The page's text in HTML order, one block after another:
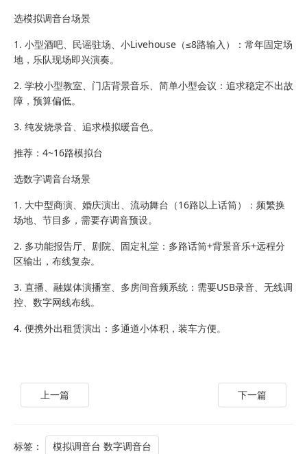
选模拟调音台场景
1. 小型酒吧、民谣驻场、小Livehouse（≤8路输入）：常年固定场
地，乐队现场即兴演奏。
2. 学校小型教室、门店背景音乐、简单小型会议：追求稳定不出故
障，预算偏低。
3. 纯发烧录音、追求模拟暖音色。
推荐：4~16路模拟台
选数字调音台场景
1. 大中型商演、婚庆演出、流动舞台（16路以上话筒）：频繁换
场地、节目多，需要存调音预设。
2. 多功能报告厅、剧院、固定礼堂：多路话筒+背景音乐+远程分
区输出，布线复杂。
3. 直播、融媒体演播室、多房间音频系统：需要USB录音、无线调
控、数字网线布线。
4. 便携外出租赁演出：多通道小体积，装车方便。
上一篇 下一篇
标签： 模拟调音台 数字调音台